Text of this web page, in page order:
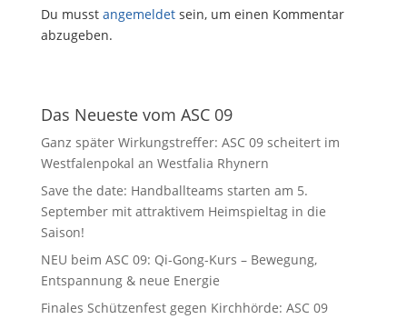
Du musst angemeldetsein, um einen Kommentar
abzugeben.
Das Neueste vom ASC 09
Ganz später Wirkungstreffer: ASC 09 scheitert im
Westfalenpokal an Westfalia Rhynern
Save the date: Handballteams starten am 5.
September mit attraktivem Heimspieltag in die
Saison!
NEU beim ASC 09: Qi-Gong-Kurs – Bewegung,
Entspannung & neue Energie
Finales Schützenfest gegen Kirchhörde: ASC 09